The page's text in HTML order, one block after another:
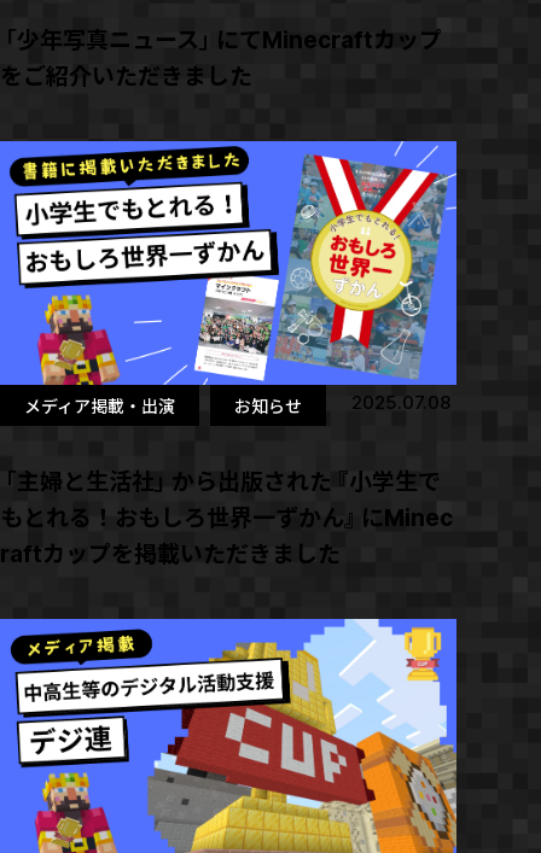
「少年写真ニュース」にてMinecraftカップ
をご紹介いただきました
メディア掲載・出演 お知らせ 2025.07.08
「主婦と生活社」から出版された『小学生で
もとれる！おもしろ世界一ずかん』にMinec
raftカップを掲載いただきました